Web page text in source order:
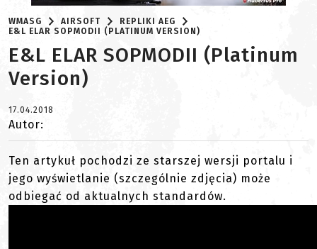
WMASG AIRSOFT
REPLIKI AEG
E&L ELAR SOPMODII (PLATINUM VERSION)
E&L ELAR SOPMODII (Platinum
Version)
17.04.2018
Autor:
Ten artykuł pochodzi ze starszej wersji portalu i
jego wyświetlanie (szczególnie zdjęcia) może
odbiegać od aktualnych standardów.